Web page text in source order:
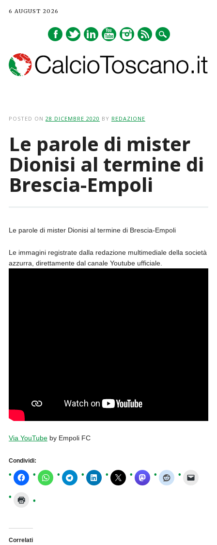
6 AUGUST 2026
POSTED ON 28 DICEMBRE 2020 BY REDAZIONE
Le parole di mister
Dionisi al termine di
Brescia-Empoli
Le parole di mister Dionisi al termine di Brescia-Empoli
Le immagini registrate dalla redazione multimediale della società
azzurra, direttamente dal canale Youtube ufficiale.
Via YouTubeby Empoli FC
Condividi:
Correlati